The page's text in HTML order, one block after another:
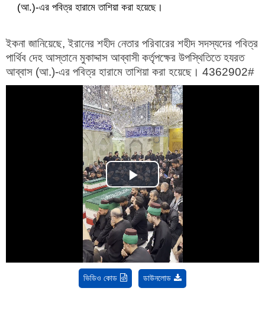
(আ.)-এর পবিত্র হারামে তাশিয়া করা হয়েছে।
ইকনা জানিয়েছে, ইরানের শহীদ নেতার পরিবারের শহীদ সদস্যদের পবিত্র
পার্থিব দেহ আস্তানে মুকাদ্দাস আব্বাসী কর্তৃপক্ষের উপস্থিতিতে হযরত
আব্বাস (আ.)-এর পবিত্র হারামে তাশিয়া করা হয়েছে। 4362902#
Play
Video
ভিডিও কোড ডাউনলোড